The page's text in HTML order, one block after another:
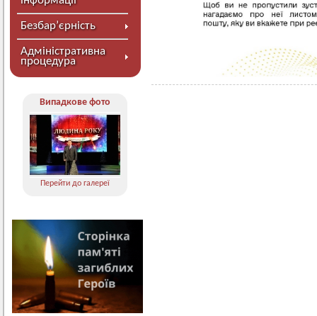
Безбар’єрність
Адміністративна
процедура
Випадкове фото
Перейти до галереї